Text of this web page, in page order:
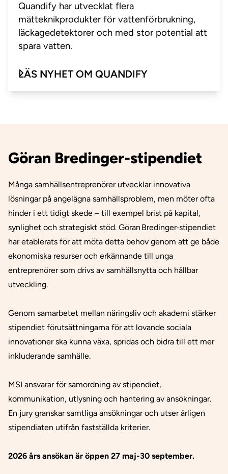
Quandify har utvecklat flera
mätteknikprodukter för vattenförbrukning,
läckagedetektorer och med stor potential att
spara vatten.
LÄS NYHET OM QUANDIFY
Göran Bredinger-stipendiet
Många samhällsentreprenörer utvecklar innovativa
lösningar på angelägna samhällsproblem, men möter ofta
hinder i ett tidigt skede – till exempel brist på kapital,
synlighet och strategiskt stöd. Göran Bredinger‑stipendiet
har etablerats för att möta detta behov genom att ge både
ekonomiska resurser och erkännande till unga
entreprenörer som drivs av samhällsnytta och hållbar
utveckling.
Genom samarbetet mellan näringsliv och akademi stärker
stipendiet förutsättningarna för att lovande sociala
innovationer ska kunna växa, spridas och bidra till ett mer
inkluderande samhälle.
MSI ansvarar för samordning av stipendiet,
kommunikation, utlysning och hantering av ansökningar.
En jury granskar samtliga ansökningar och utser årligen
stipendiaten utifrån fastställda kriterier.
2026 års ansökan är öppen 27 maj-30 september.